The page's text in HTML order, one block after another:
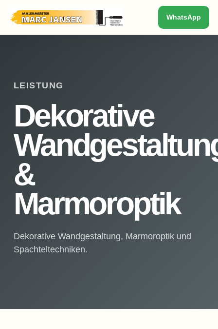
WhatsApp
LEISTUNG
Dekorative
&
Marmoroptik
Dekorative Wandgestaltung, Marmoroptik und
Spachteltechniken.